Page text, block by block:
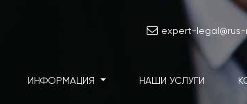
expert-legal@rus-
ИНФОРМАЦИЯ НАШИ УСЛУГИ